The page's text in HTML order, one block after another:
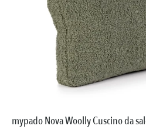
mypado Nova Woolly Cuscino da